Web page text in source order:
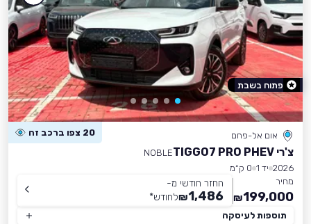
אום אל-פחם 20 צפו ברכב זה
צ'רי TIGGO7 PRO PHEV
NOBLE
2026 יד 1
0 ק״מ
מחיר
199,000
₪
החזר חודשי מ-
1,486
₪לחודש*
תוספות לעיסקה
פתוח בשבת